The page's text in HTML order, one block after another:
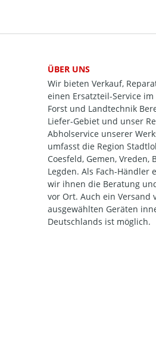
ÜBER UNS
Wir bieten Verkauf,
einen Ersatzteil-Service im
Forst und Landtechnik
Liefer-Gebiet und unser
Abholservice unserer
umfasst die Region
Coesfeld, Gemen, Vreden,
Legden. Als Fach-Händler
wir ihnen die Beratung
vor Ort. Auch ein Versand
ausgewählten Geräten
Deutschlands ist möglich.